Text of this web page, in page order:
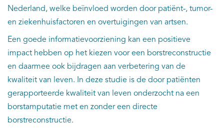
Nederland, welke beïnvloed worden door patiënt-, tumor-
en ziekenhuisfactoren en overtuigingen van artsen.
Een goede informatievoorziening kan een positieve
impact hebben op het kiezen voor een borstreconstructie
en daarmee ook bijdragen aan verbetering van de
kwaliteit van leven. In deze studie is de door patiënten
gerapporteerde kwaliteit van leven onderzocht na een
borstamputatie met en zonder een directe
borstreconstructie.